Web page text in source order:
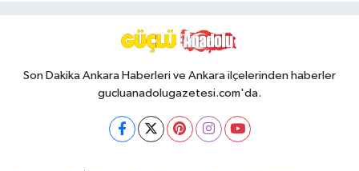
Son Dakika Ankara Haberleri ve Ankara ilçelerinden haberler
gucluanadolugazetesi.com'da.